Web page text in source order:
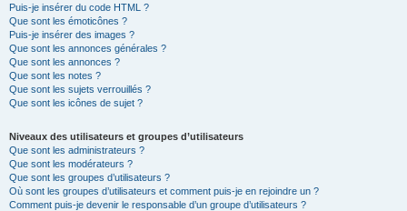
Puis-je insérer du code HTML ?
Que sont les émoticônes ?
Puis-je insérer des images ?
Que sont les annonces générales ?
Que sont les annonces ?
Que sont les notes ?
Que sont les sujets verrouillés ?
Que sont les icônes de sujet ?
Niveaux des utilisateurs et groupes d’utilisateurs
Que sont les administrateurs ?
Que sont les modérateurs ?
Que sont les groupes d’utilisateurs ?
Où sont les groupes d’utilisateurs et comment puis-je en rejoindre un ?
Comment puis-je devenir le responsable d’un groupe d’utilisateurs ?